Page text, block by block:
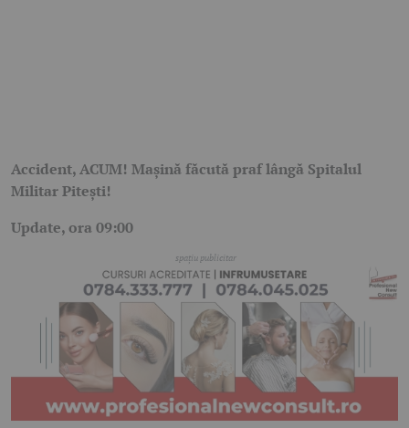
Accident, ACUM! Mașină făcută praf lângă Spitalul
Militar Pitești!
Update, ora 09:00